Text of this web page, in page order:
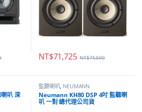
NT$71,725 NT$75,500
叭 深
監聽喇叭, NEUMANN
Neumann KH80 DSP 4吋 監聽喇
叭 一對 總代理公司貨